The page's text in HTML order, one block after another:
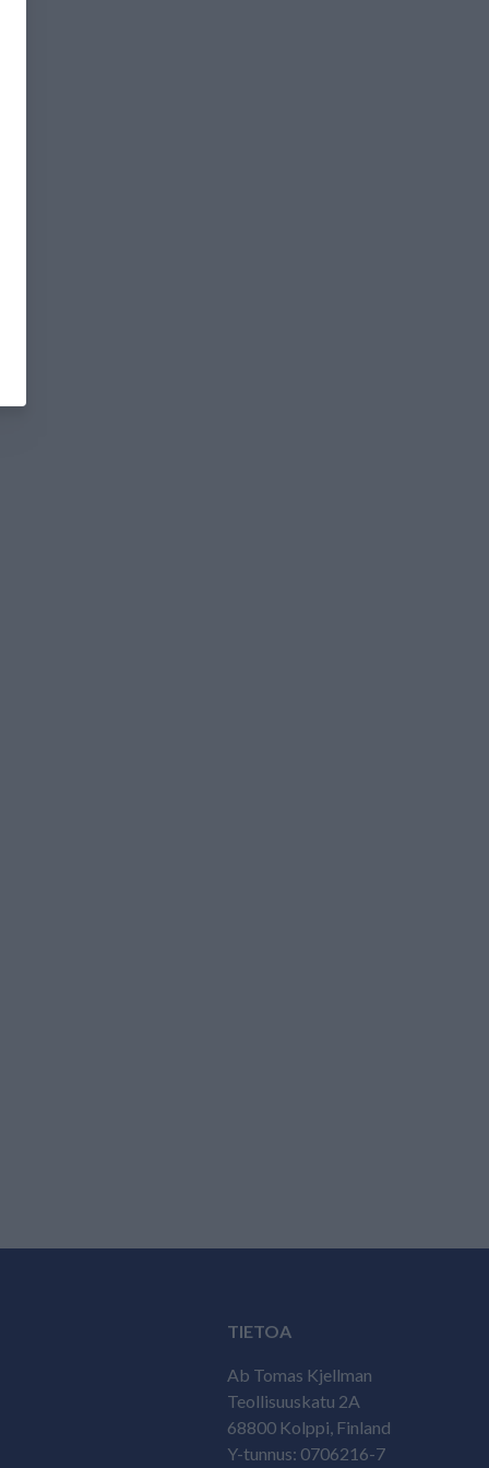
TIETOA
Ab Tomas Kjellman
Teollisuuskatu 2A
68800 Kolppi, Finland
Y-tunnus: 0706216-7